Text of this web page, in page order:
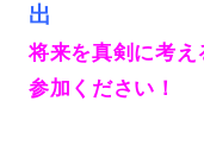
出
将来を真剣に考
参加ください！